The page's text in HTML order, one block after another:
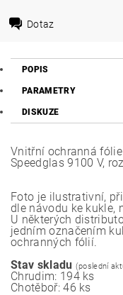
Dotaz
POPIS
PARAMETRY
DISKUZE
Vnitřní ochranná
Speedglas 9100 V,
Foto je ilustrativní,
dle návodu ke kukle,
U některých
jedním označením
ochranných fólií.
Stav skladu (poslední
Chrudim: 194 ks
Chotěboř: 46 ks